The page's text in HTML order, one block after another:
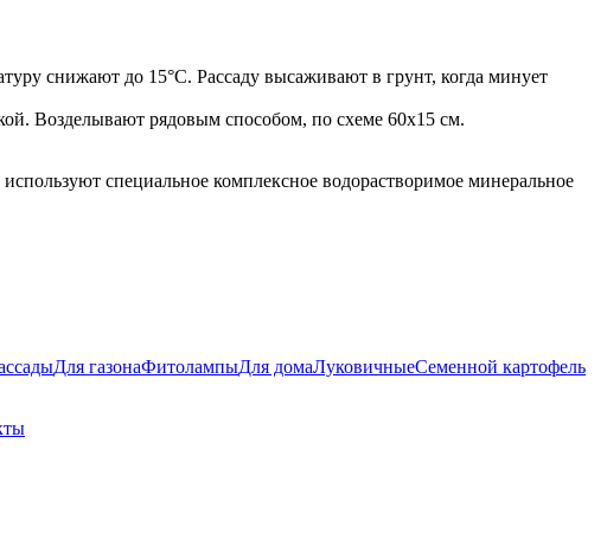
снижают до 15°С. Рассаду высаживают в грунт, когда минует
Возделывают рядовым способом, по схеме 60x15 см.
специальное комплексное водорастворимое минеральное
Для газонаФитолампыДля домаЛуковичныеСеменной картофель